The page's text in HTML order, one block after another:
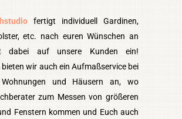
fertigt individuell Gardinen,
etc. nach euren Wünschen an
dabei auf unsere Kunden ein!
wir auch ein Aufmaßservice bei
Wohnungen und Häusern an, wo
zum Messen von größeren
Fenstern kommen und Euch auch